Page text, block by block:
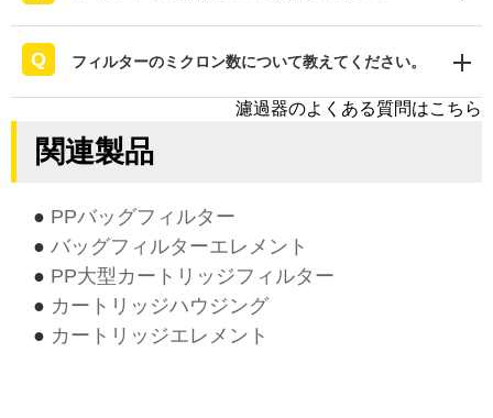
フィルターのミクロン数について教えてください。
濾過器のよくある質問はこちら
関連製品
● PPバッグフィルター
● バッグフィルターエレメント
● PP大型カートリッジフィルター
● カートリッジハウジング
● カートリッジエレメント